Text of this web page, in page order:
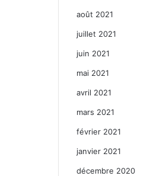
août 2021
juillet 2021
juin 2021
mai 2021
avril 2021
mars 2021
février 2021
janvier 2021
décembre 2020